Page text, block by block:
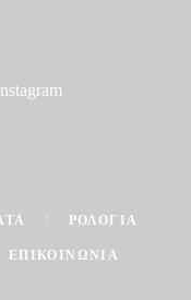
ΡΟΛΌΓΙΑ
ΕΠΙΚΟΙΝΩΝΊΑ